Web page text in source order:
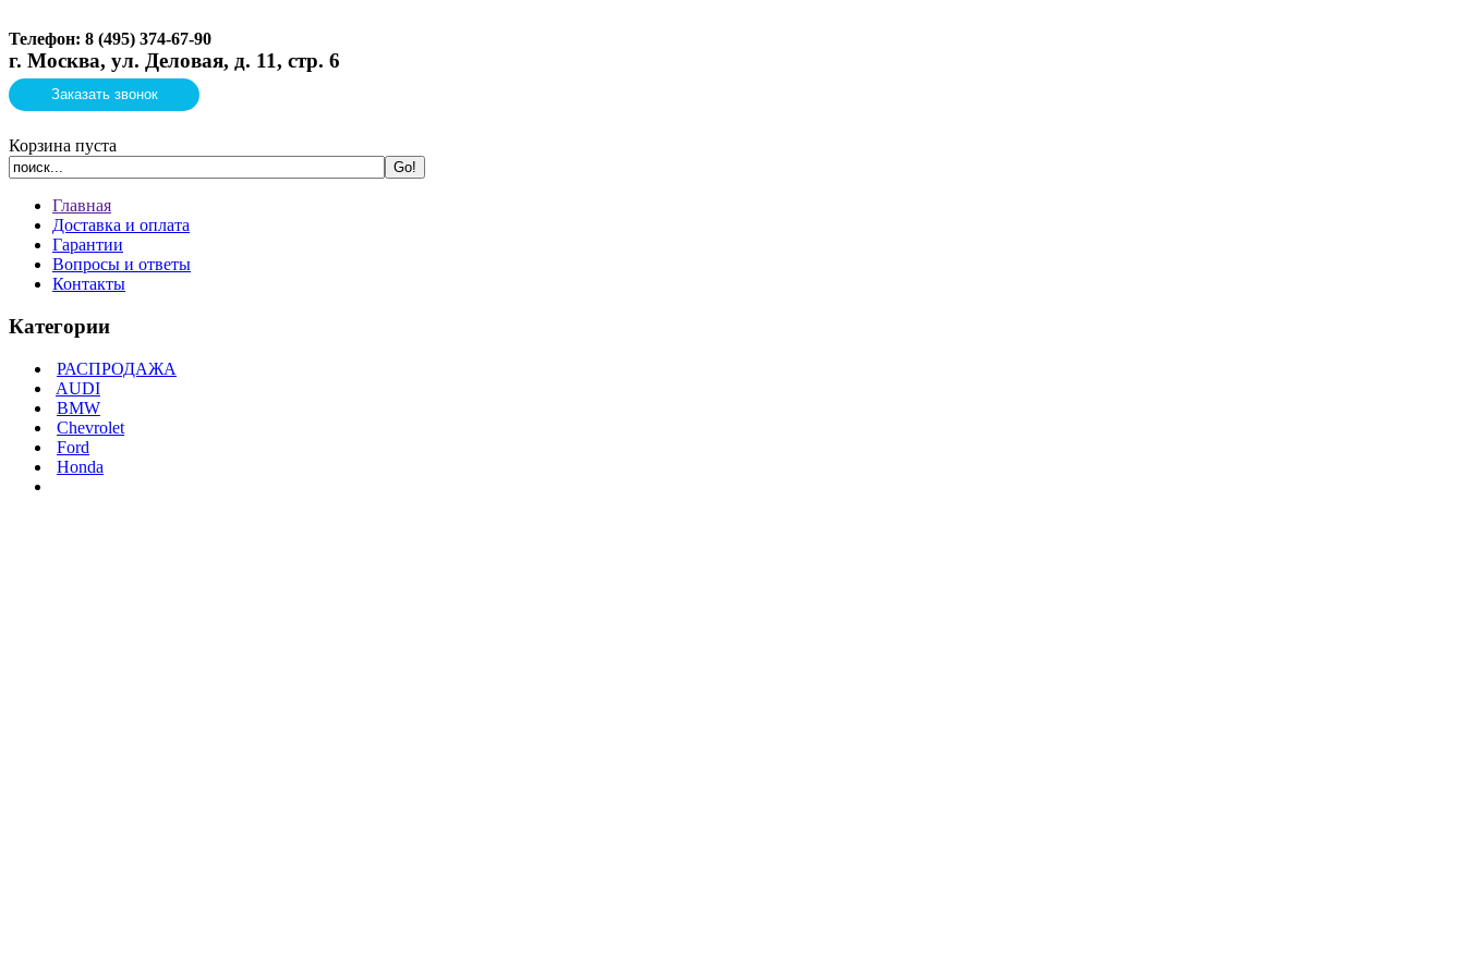
Телефон: 8 (495) 374-67-90
г. Москва, ул. Деловая, д. 11, стр. 6
Заказать звонок
Корзина пуста
Главная
Доставка и оплата
Гарантии
Вопросы и ответы
Контакты
Категории
РАСПРОДАЖА
AUDI
BMW
Chevrolet
Ford
Honda